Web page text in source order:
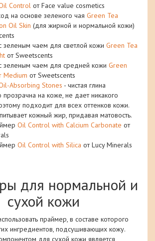
Control от Face value cosmetics
на основе зеленого чая Green Tea
Oil Skin (для жирной и нормальной кожи)
зеленым чаем для светлой кожи Green Tea
от Sweetscents
зеленым чаем для средней кожи Green
Medium от Sweetscents
Absorbing Stones - чистая глина
прозрачна на коже, не дает никакого
подходит для всех оттенков кожи.
кожный жир, придавая матовость.
Oil Control with Calcium Carbonate от
Oil Control with Silica от Lucy Minerals
для нормальной и
сухой кожи
праймер, в составе которого
ингредиентов, подсушивающих кожу.
для сухой кожи является